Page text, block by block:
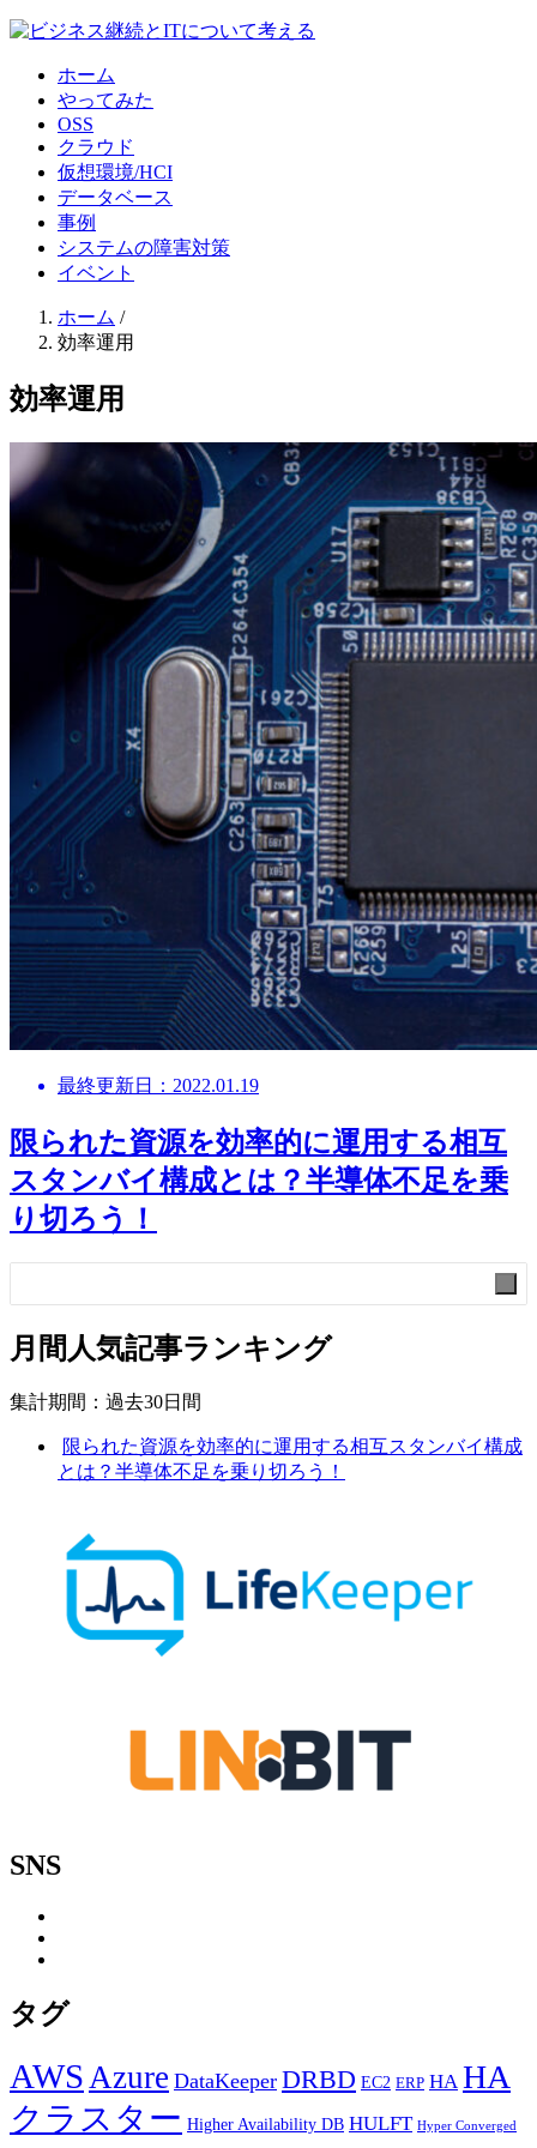
ホーム
やってみた
OSS
クラウド
仮想環境/HCI
データベース
事例
システムの障害対策
イベント
ホーム /
効率運用
効率運用
最終更新日：2022.01.19
限られた資源を効率的に運用する相互
スタンバイ構成とは？半導体不足を乗
り切ろう！
索
月間人気記事ランキング
集計期間：過去30日間
限られた資源を効率的に運用する相互スタンバイ構成
とは？半導体不足を乗り切ろう！
SNS
タグ
AWSAzure DataKeeper DRBD EC2 ERP HA HA
クラスター Higher Availability DB HULFT Hyper Converged